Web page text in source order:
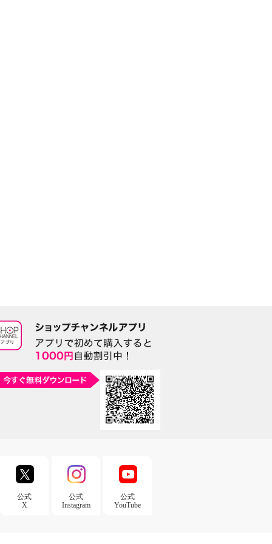
公式
X
公式
Instagram
公式
YouTube